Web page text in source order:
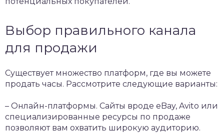
Выбор правильного канала
для продажи
Существует множество платформ, где вы можете
продать часы. Рассмотрите следующие варианты:
– Онлайн-платформы. Сайты вроде eBay, Avito или
специализированные ресурсы по продаже
позволяют вам охватить широкую аудиторию.